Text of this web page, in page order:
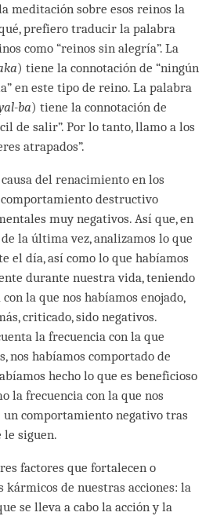
meditación sobre esos reinos la
prefiero traducir la palabra
como “reinos sin alegría”. La
) tiene la connotación de “ningún
en este tipo de reino. La palabra
ba) tiene la connotación de
de salir”. Por lo tanto, llamo a los
atrapados”.
del renacimiento en los
destructivo
muy negativos. Así que, en
la última vez, analizamos lo que
el día, así como lo que habíamos
durante nuestra vida, teniendo
la que nos habíamos enojado,
criticado, sido negativos.
la frecuencia con la que
nos habíamos comportado de
hecho lo que es beneficioso
la frecuencia con la que nos
un comportamiento negativo tras
le siguen.
factores que fortalecen o
de nuestras acciones: la
se lleva a cabo la acción y la